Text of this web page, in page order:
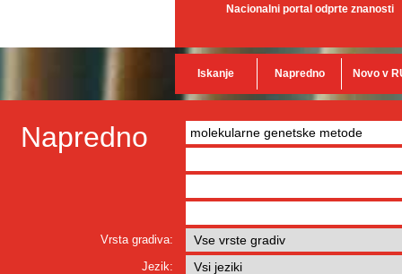
Nacionalni portal odprte znanosti
Iskanje Napredno Novo v
Napredno
Vrsta gradiva:
Jezik: